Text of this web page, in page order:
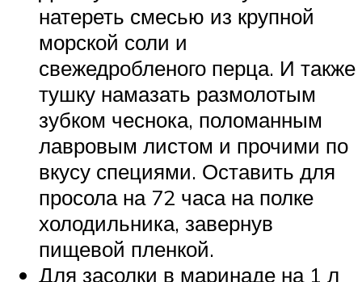
натереть смесью из крупной
морской соли и
свежедробленого перца. И также
тушку намазать размолотым
зубком чеснока, поломанным
лавровым листом и прочими по
вкусу специями. Оставить для
просола на 72 часа на полке
холодильника, завернув
пищевой пленкой.
Для засолки в маринаде на 1 л